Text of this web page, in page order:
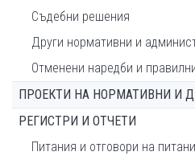
Съдебни решения
Други нормативни и
Отменени наредби и
ПРОЕКТИ НА НОРМАТИВНИ И
РЕГИСТРИ И ОТЧЕТИ
Питания и отговори на